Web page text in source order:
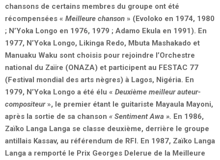
chansons de certains membres du groupe ont été
récompensées « Meilleure chanson » (Evoloko en 1974, 1980
; N’Yoka Longo en 1976, 1979 ; Adamo Ekula en 1991). En
1977, N’Yoka Longo, Likinga Redo, Mbuta Mashakado et
Manuaku Waku sont choisis pour rejoindre l’Orchestre
national du Zaïre (ONAZA) et participent au FESTAC 77
(Festival mondial des arts nègres) à Lagos, Nigéria. En
1979, N’Yoka Longo a été élu « Deuxième meilleur auteur-
compositeur», le premier étant le guitariste Mayaula Mayoni,
après la sortie de sa chanson « Sentiment Awa ». En 1986,
Zaïko Langa Langa se classe deuxième, derrière le groupe
antillais Kassav, au référendum de RFI. En 1987, Zaïko Langa
Langa a remporté le Prix Georges Delerue de la Meilleure